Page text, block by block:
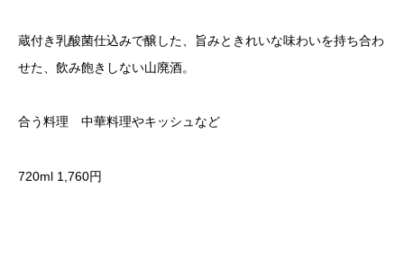
蔵付き乳酸菌仕込みで醸した、旨みときれいな味わいを持ち合わ
せた、飲み飽きしない山廃酒。
合う料理 中華料理やキッシュなど
720ml 1,760円